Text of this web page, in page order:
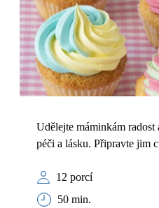
Udělejte máminkám radost
péči a lásku. Připravte jim
12 porcí
50 min.